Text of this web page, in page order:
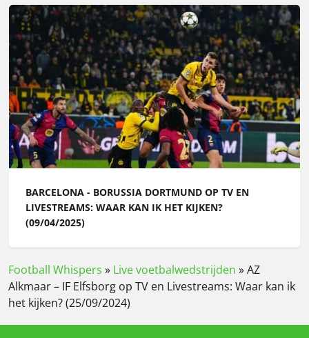
BARCELONA - BORUSSIA DORTMUND OP TV EN
LIVESTREAMS: WAAR KAN IK HET KIJKEN?
(09/04/2025)
Football Whispers » Live voetbalwedstrijden »AZ
Alkmaar – IF Elfsborg op TV en Livestreams: Waar kan ik
het kijken? (25/09/2024)